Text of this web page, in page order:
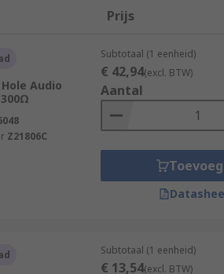
different number of windings, that
the transformer.
the impedance identical. This
are usually called Isolation
Prijs
Audio
Z21806C
Subtotaal (1 eenheid)
€ 42,94(excl. BTW)
Aantal
Subtotaal (1 eenheid)
€ 13,54(excl. BTW)